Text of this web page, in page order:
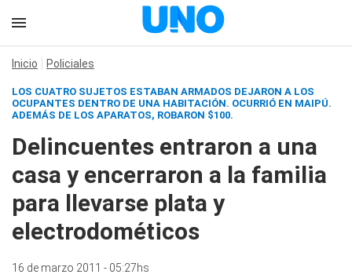
Inicio Policiales
LOS CUATRO SUJETOS ESTABAN ARMADOS DEJARON A LOS
OCUPANTES DENTRO DE UNA HABITACIÓN. OCURRIÓ EN MAIPÚ.
ADEMÁS DE LOS APARATOS, ROBARON $100.
Delincuentes entraron a una
casa y encerraron a la familia
para llevarse plata y
electrodométicos
16 de marzo 2011 - 05:27hs